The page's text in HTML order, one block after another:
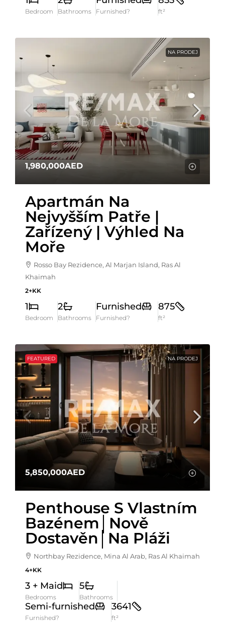
Bedroom Bathrooms Furnished? ft²
NA PRODEJ
1,980,000AED
Apartmán Na
Nejvyšším Patře |
Zařízený | Výhled Na
Moře
Rosso Bay Rezidence, Al Marjan Island, Ras Al
Khaimah
2+KK
1
Bedroom
2
Bathrooms
Furnished
Furnished?
875
ft²
FEATURED NA PRODEJ
5,850,000AED
Penthouse S Vlastním
Bazénem│Nově
Dostavěn│Na Pláži
Northbay Rezidence, Mina Al Arab, Ras Al Khaimah
4+KK
3 + Maid
Bedrooms
5
Bathrooms
Semi-furnished
Furnished?
3641
ft²